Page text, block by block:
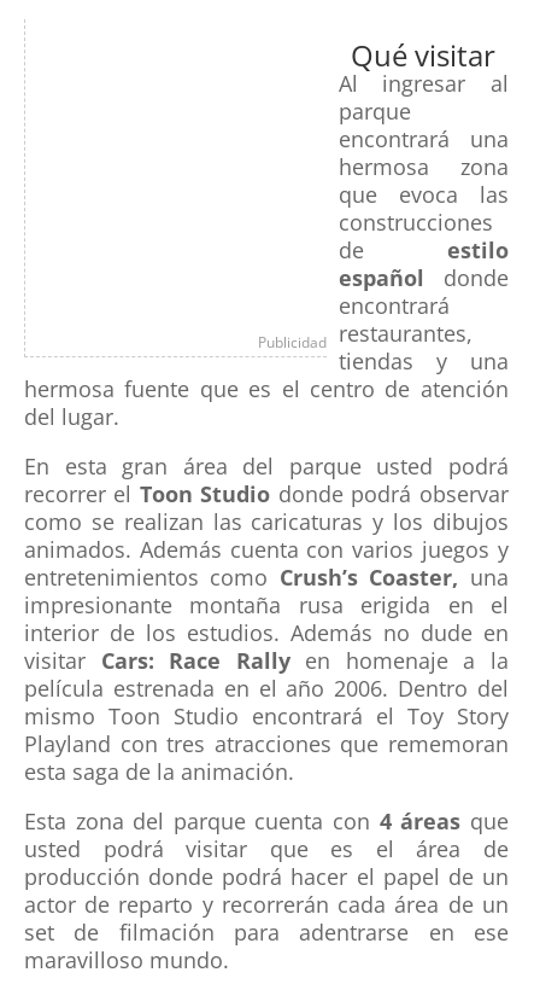
Publicidad
Qué visitar
Al ingresar al
parque
encontrará una
hermosa zona
que evoca las
construcciones
de estilo
español donde
encontrará
restaurantes,
tiendas y una
hermosa fuente que es el centro de atención
del lugar.
En esta gran área del parque usted podrá
recorrer el Toon Studio donde podrá observar
como se realizan las caricaturas y los dibujos
animados. Además cuenta con varios juegos y
entretenimientos como Crush’s Coaster, una
impresionante montaña rusa erigida en el
interior de los estudios. Además no dude en
visitar Cars: Race Rallyen homenaje a la
película estrenada en el año 2006. Dentro del
mismo Toon Studio encontrará el Toy Story
Playland con tres atracciones que rememoran
esta saga de la animación.
Esta zona del parque cuenta con 4 áreas que
usted podrá visitar que es el área de
producción donde podrá hacer el papel de un
actor de reparto y recorrerán cada área de un
set de filmación para adentrarse en ese
maravilloso mundo.